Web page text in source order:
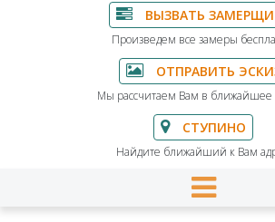
ВЫЗВАТЬ
Произведем все замеры
ОТПРАВИТЬ
Мы рассчитаем Вам в ближайшее
СТУПИНО
Найдите ближайший к Вам